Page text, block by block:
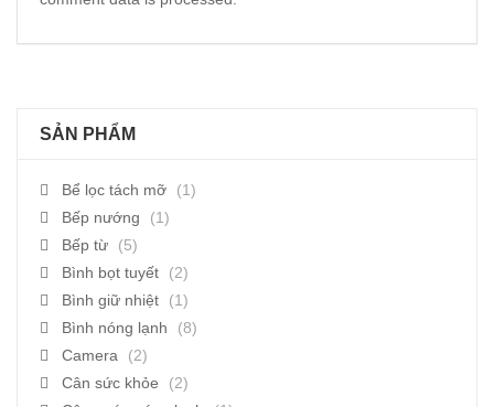
SẢN PHẨM
Bể lọc tách mỡ
(1)
Bếp nướng
(1)
Bếp từ
(5)
Bình bọt tuyết
(2)
Bình giữ nhiệt
(1)
Bình nóng lạnh
(8)
Camera
(2)
Cân sức khỏe
(2)